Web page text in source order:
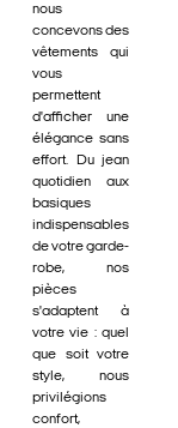
nous
concevons des
vêtements qui
vous
permettent
d'afficher une
élégance sans
effort. Du jean
quotidien aux
basiques
indispensables
de votre garde-
robe, nos
pièces
s'adaptent à
votre vie : quel
que soit votre
style, nous
privilégions
confort,